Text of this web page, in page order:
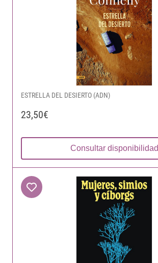
ESTRELLA DEL DESIERTO (ADN)
23,50€
Consultar disponibilidad